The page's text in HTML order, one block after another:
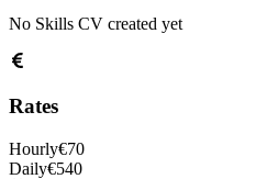
No Skills CV created yet
Rates
Hourly€70
Daily€540